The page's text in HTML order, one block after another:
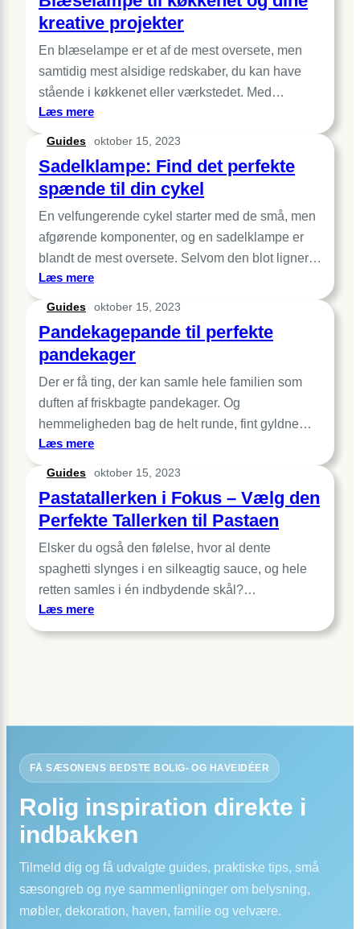
madlavning
kreative projekter
En blæselampe er et af de mest oversete, men
samtidig mest alsidige redskaber, du kan have
stående i køkkenet eller værkstedet. Med…
Læs mere:
til
køkkenet
og
dine
kreative
projekter
Guides oktober 15, 2023
Sadelklampe: Find det perfekte
spænde til din cykel
En velfungerende cykel starter med de små, men
afgørende komponenter, og en sadelklampe er
blandt de mest oversete. Selvom den blot ligner…
Læs mere:
Find
det
spænde
til
din
cykel
Guides oktober 15, 2023
Pandekagepande til perfekte
pandekager
Der er få ting, der kan samle hele familien som
duften af friskbagte pandekager. Og
hemmeligheden bag de helt runde, fint gyldne…
Læs mere:
til
perfekte
pandekager
Guides oktober 15, 2023
Pastatallerken i Fokus – Vælg den
Perfekte Tallerken til Pastaen
Elsker du også den følelse, hvor al dente
spaghetti slynges i en silkeagtig sauce, og hele
retten samles i én indbydende skål?…
Læs mere:
til
Pastaen
FÅ SÆSONENS BEDSTE BOLIG- OG HAVEIDÉER
Rolig inspiration direkte i
indbakken
Tilmeld dig og få udvalgte guides, praktiske tips, små
sæsongreb og nye sammenligninger om belysning,
møbler, dekoration, haven, familie og velvære.